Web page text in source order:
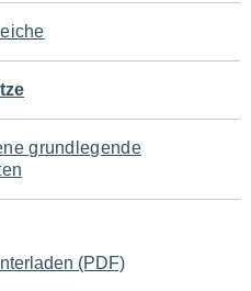
grundlegende
(PDF)